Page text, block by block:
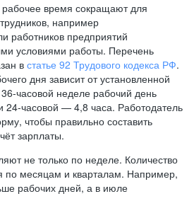
время сокращают для
например
работников предприятий
условиями работы. Перечень
в статье 92 Трудового кодекса РФ.
дня зависит от установленной
36-часовой неделе рабочий день
24-часовой — 4,8 часа. Работодатель
чтобы правильно составить
зарплаты.
не только по неделе. Количество
по месяцам и кварталам. Например,
рабочих дней, а в июле